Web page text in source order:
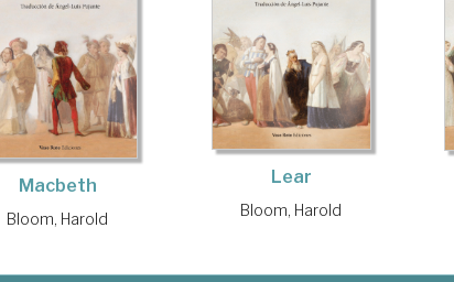
Macbeth
Bloom, Harold
Lear
Bloom, Harold